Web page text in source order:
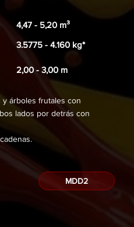
4,47 - 5,20 m³
3.5775 - 4.160 kg*
2,00 - 3,00 m
y árboles frutales con
lados por detrás con
MDD2